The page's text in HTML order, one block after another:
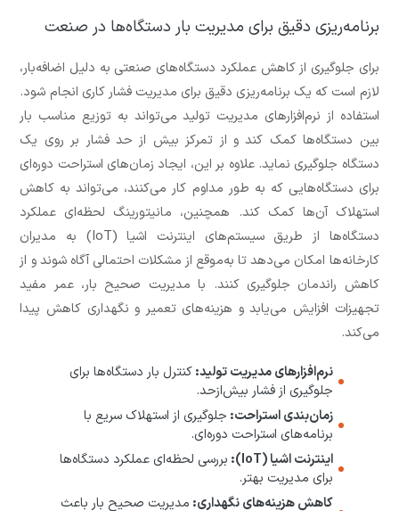
برنامه‌ریزی دقیق برای مدیریت بار دستگاه‌ها در صنعت
برای جلوگیری از کاهش عملکرد دستگاه‌های صنعتی به دلیل اضافه‌بار،
لازم است که یک برنامه‌ریزی دقیق برای مدیریت فشار کاری انجام شود.
استفاده از نرم‌افزارهای مدیریت تولید می‌تواند به توزیع مناسب بار
بین دستگاه‌ها کمک کند و از تمرکز بیش از حد فشار بر روی یک
دستگاه جلوگیری نماید. علاوه بر این، ایجاد زمان‌های استراحت دوره‌ای
برای دستگاه‌هایی که به طور مداوم کار می‌کنند، می‌تواند به کاهش
استهلاک آن‌ها کمک کند. همچنین، مانیتورینگ لحظه‌ای عملکرد
دستگاه‌ها از طریق سیستم‌های اینترنت اشیا (IoT) به مدیران
کارخانه‌ها امکان می‌دهد تا به‌موقع از مشکلات احتمالی آگاه شوند و از
کاهش راندمان جلوگیری کنند. با مدیریت صحیح بار، عمر مفید
تجهیزات افزایش می‌یابد و هزینه‌های تعمیر و نگهداری کاهش پیدا
می‌کند.
نرم‌افزارهای مدیریت تولید:کنترل بار دستگاه‌ها برای
جلوگیری از فشار بیش‌ازحد.
زمان‌بندی استراحت: جلوگیری از استهلاک سریع با
برنامه‌های استراحت دوره‌ای.
اینترنت اشیا (IoT):
بررسی لحظه‌ای عملکرد دستگاه‌ها
برای مدیریت بهتر.
کاهش هزینه‌های نگهداری: مدیریت صحیح بار باعث